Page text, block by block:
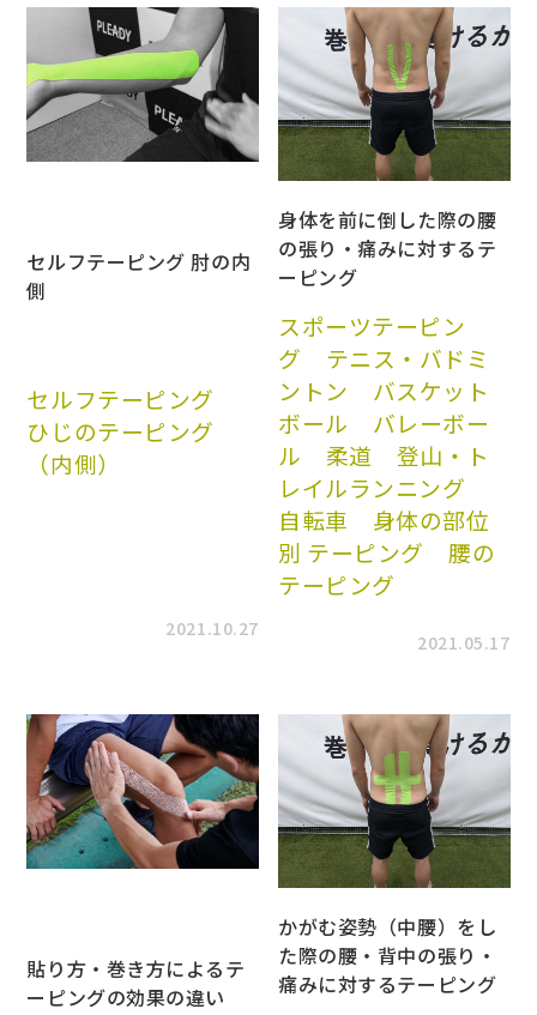
2021.10.27
セルフテーピング 肘の内
側
セルフテーピング
ひじのテーピング
（内側）
2021.05.17
身体を前に倒した際の腰
の張り・痛みに対するテ
ーピング
スポーツテーピン
グ
テニス・バドミ
ントン
バスケット
ボール
バレーボー
ル
柔道
登山・ト
レイルランニング
自転車
身体の部位
別 テーピング
腰の
テーピング
貼り方・巻き方によるテ
ーピングの効果の違い
かがむ姿勢（中腰）をし
た際の腰・背中の張り・
痛みに対するテーピング